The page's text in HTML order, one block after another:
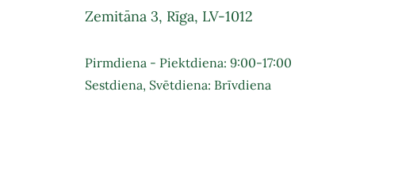
Zemitāna 3, Rīga, LV-1012
Pirmdiena - Piektdiena: 9:00-17:00
Sestdiena, Svētdiena: Brīvdiena